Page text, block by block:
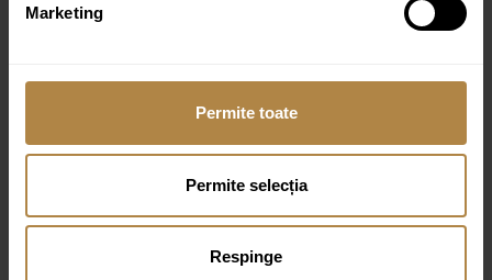
Marketing
Permite toate
Permite selecția
Respinge